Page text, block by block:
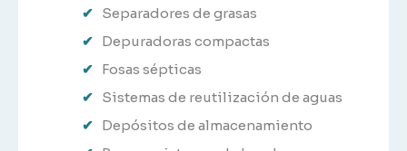
Separadores de grasas
Depuradoras compactas
Fosas sépticas
Sistemas de reutilización de aguas
Depósitos de almacenamiento